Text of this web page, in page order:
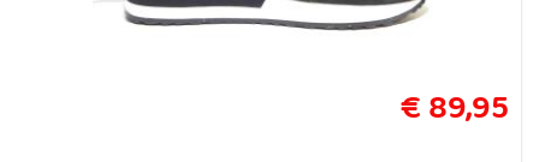
€ 89,95